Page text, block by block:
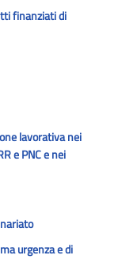
finanziati di
lavorativa nei
e PNC e nei
urgenza e di